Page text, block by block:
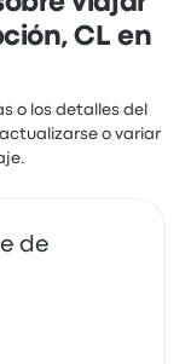
de
amables,
muchas
CL en
o los detalles del
o variar
de